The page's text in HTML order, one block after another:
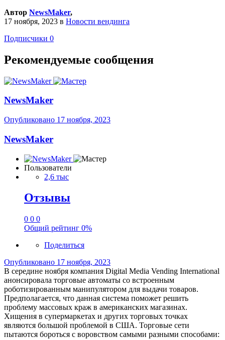
Автор NewsMaker,
17 ноября, 2023 в Новости вендинга
Подписчики 0
Рекомендуемые сообщения
NewsMaker
Опубликовано 17 ноября, 2023
NewsMaker
Пользователи
2,6 тыс
Отзывы
0 0 0
Общий рейтинг 0%
Поделиться
Опубликовано 17 ноября, 2023
В середине ноября компания Digital Media Vending International
анонсировала торговые автоматы со встроенным
роботизированным манипулятором для выдачи товаров.
Предполагается, что данная система поможет решить
проблему массовых краж в американских магазинах.
Хищения в супермаркетах и других торговых точках
являются большой проблемой в США. Торговые сети
пытаются бороться с воровством самыми разными способами: